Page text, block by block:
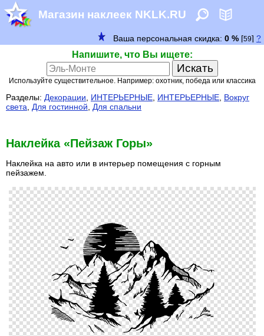
Магазин наклеек NKLK.RU
Напишите, что Вы ищете:
Используйте существительное. Например: охотник, победа или классика
Разделы: Декорации ИНТЕРЬЕРНЫЕ ИНТЕРЬЕРНЫЕ Вокруг
света
Для гостинной Для спальни
Наклейка «Пейзаж Горы»
Наклейка на авто или в интерьер помещения с горным
пейзажем.